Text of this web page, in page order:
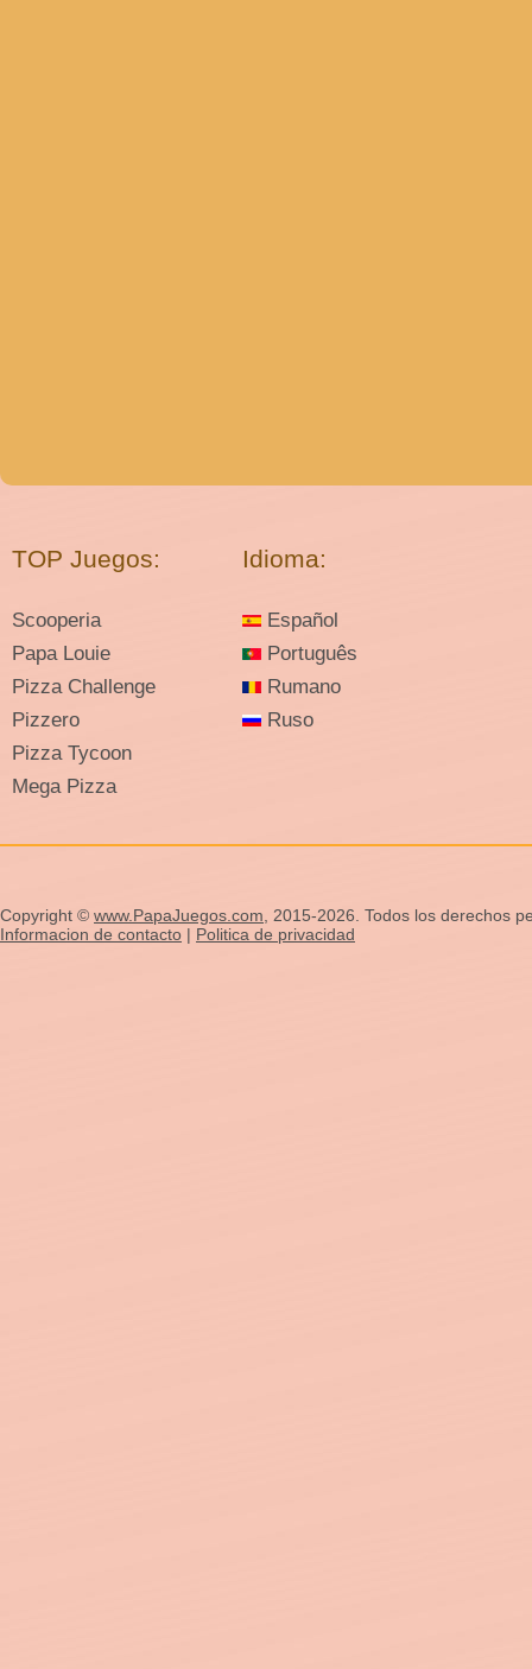
TOP Juegos:
Scooperia
Papa Louie
Pizza Challenge
Pizzero
Pizza Tycoon
Mega Pizza
Idioma:
Español
Português
Rumano
Ruso
Copyright © www.PapaJuegos.com , 2015-2026. Todos los derechos
Informacion de contacto | Politica de privacidad